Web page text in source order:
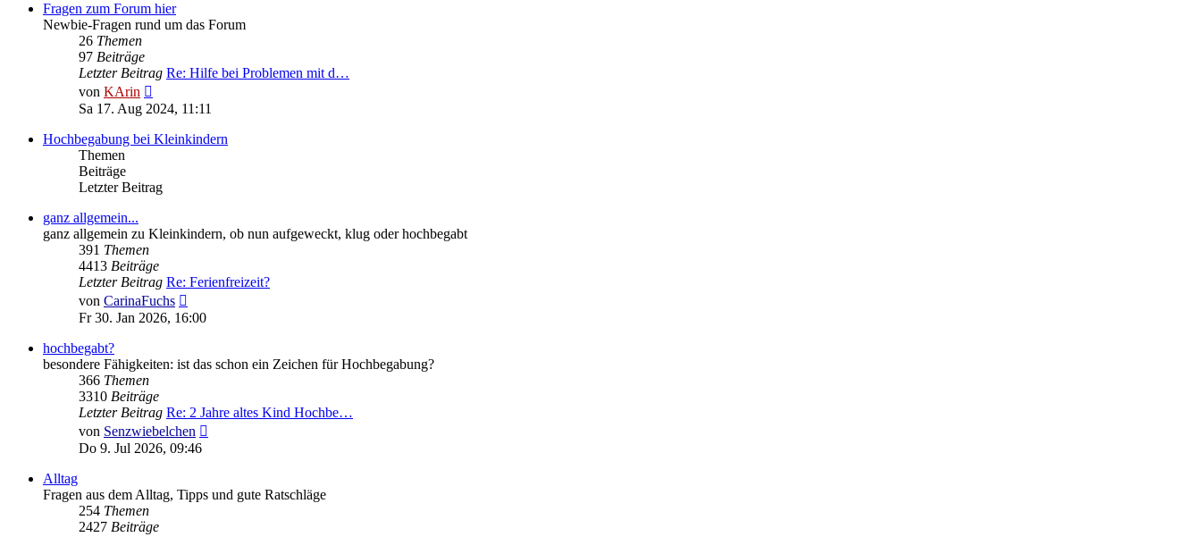
Fragen zum Forum hier
Newbie-Fragen rund um das Forum
26 Themen
97 Beiträge
Letzter Beitrag Re: Hilfe bei Problemen mit d…
von KArin
Beitrag
Sa 17. Aug 2024, 11:11
Hochbegabung bei Kleinkindern
Themen
Beiträge
Letzter Beitrag
ganz allgemein...
ganz allgemein zu Kleinkindern, ob nun aufgeweckt, klug oder hochbegabt
391 Themen
4413 Beiträge
Letzter Beitrag Re: Ferienfreizeit?
von CarinaFuchs
Beitrag
Fr 30. Jan 2026, 16:00
hochbegabt?
besondere Fähigkeiten: ist das schon ein Zeichen für Hochbegabung?
366 Themen
3310 Beiträge
Letzter Beitrag Re: 2 Jahre altes Kind Hochbe…
von Senzwiebelchen
Do 9. Jul 2026, 09:46
Alltag
Fragen aus dem Alltag, Tipps und gute Ratschläge
254 Themen
2427 Beiträge